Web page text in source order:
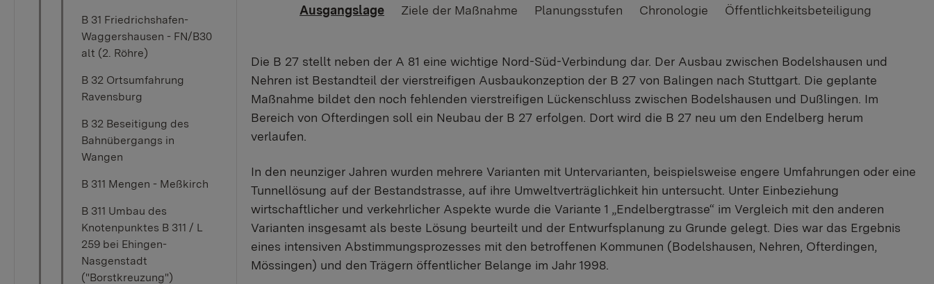
B 31 Friedrichshafen-
Waggershausen - FN/B30
alt (2. Röhre)
B 32 Ortsumfahrung
Ravensburg
B 32 Beseitigung des
Bahnübergangs in
Wangen
B 311 Mengen - Meßkirch
B 311 Umbau des
Knotenpunktes B 311 / L
259 bei Ehingen-
Nasgenstadt
("Borstkreuzung")
Ausgangslage Ziele der Maßnahme Planungsstufen Chronologie Öffentlichkeitsbeteiligung
Die B 27 stellt neben der A 81 eine wichtige Nord-Süd-Verbindung dar. Der Ausbau zwischen Bodelshausen und
Nehren ist Bestandteil der vierstreifigen Ausbaukonzeption der B 27 von Balingen nach Stuttgart. Die geplante
Maßnahme bildet den noch fehlenden vierstreifigen Lückenschluss zwischen Bodelshausen und Dußlingen. Im
Bereich von Ofterdingen soll ein Neubau der B 27 erfolgen. Dort wird die B 27 neu um den Endelberg herum
verlaufen.
In den neunziger Jahren wurden mehrere Varianten mit Untervarianten, beispielsweise engere Umfahrungen oder eine
Tunnellösung auf der Bestandstrasse, auf ihre Umweltverträglichkeit hin untersucht. Unter Einbeziehung
wirtschaftlicher und verkehrlicher Aspekte wurde die Variante 1 „Endelbergtrasse“ im Vergleich mit den anderen
Varianten insgesamt als beste Lösung beurteilt und der Entwurfsplanung zu Grunde gelegt. Dies war das Ergebnis
eines intensiven Abstimmungsprozesses mit den betroffenen Kommunen (Bodelshausen, Nehren, Ofterdingen,
Mössingen) und den Trägern öffentlicher Belange im Jahr 1998.